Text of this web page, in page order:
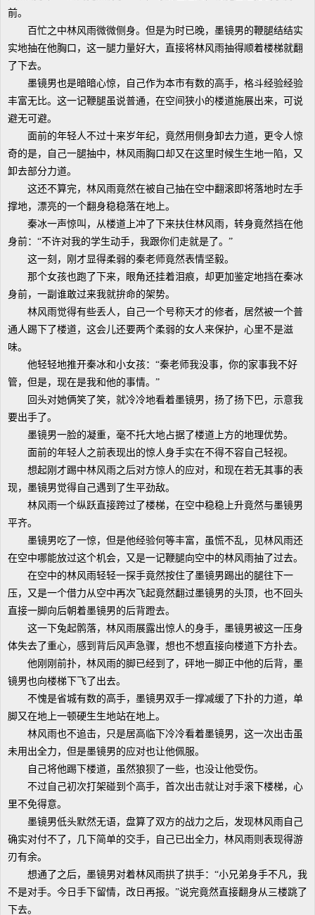
前。
百忙之中林风雨微微侧身。但是为时已晚，墨镜男的鞭腿结结实
实地抽在他胸口，这一腿力量好大，直接将林风雨抽得顺着楼梯就翻
了下去。
墨镜男也是暗暗心惊，自己作为本市有数的高手，格斗经验经验
丰富无比。这一记鞭腿虽说普通，在空间狭小的楼道施展出来，可说
避无可避。
面前的年轻人不过十来岁年纪，竟然用侧身卸去力道，更令人惊
奇的是，自己一腿抽中，林风雨胸口却又在这里时候生生地一陷，又
卸去部分力道。
这还不算完，林风雨竟然在被自己抽在空中翻滚即将落地时左手
撑地，漂亮的一个翻身稳稳落在地上。
秦冰一声惊叫，从楼道上冲了下来扶住林风雨，转身竟然挡在他
身前：“不许对我的学生动手，我跟你们走就是了。”
这一刻，刚才显得柔弱的秦老师竟然表情坚毅。
那个女孩也跑了下来，眼角还挂着泪痕，却更加鉴定地挡在秦冰
身前，一副谁敢过来我就拚命的架势。
林风雨觉得有些丢人，自己一个号称天才的修者，居然被一个普
通人踢下了楼道，这会儿还要两个柔弱的女人来保护，心里不是滋
味。
他轻轻地推开秦冰和小女孩：“秦老师我没事，你的家事我不好
管，但是，现在是我和他的事情。”
回头对她俩笑了笑，就冷冷地看着墨镜男，扬了扬下巴，示意我
要出手了。
墨镜男一脸的凝重，毫不托大地占据了楼道上方的地理优势。
面前的年轻人之前表现出的惊人身手实在不得不容自己轻视。
想起刚才踢中林风雨之后对方惊人的应对，和现在若无其事的表
现，墨镜男觉得自己遇到了生平劲敌。
林风雨一个纵跃直接跨过了楼梯，在空中稳稳上升竟然与墨镜男
平齐。
墨镜男吃了一惊，但是他经验何等丰富，虽慌不乱，见林风雨还
在空中哪能放过这个机会，又是一记鞭腿向空中的林风雨抽了过去。
在空中的林风雨轻轻一探手竟然按住了墨镜男踢出的腿往下一
压，又是一个借力从空中再次飞起竟然翻过墨镜男的头顶，也不回头
直接一脚向后朝着墨镜男的后背蹬去。
这一下兔起鹘落，林风雨展露出惊人的身手，墨镜男被这一压身
体失去了重心，感到背后风声急骤，想也不想直接向楼道下方扑去。
他刚刚前扑，林风雨的脚已经到了，砰地一脚正中他的后背，墨
镜男也向楼梯下飞了出去。
不愧是省城有数的高手，墨镜男双手一撑减缓了下扑的力道，单
脚又在地上一顿硬生生地站在地上。
林风雨也不追击，只是居高临下冷冷看着墨镜男，这一次出击虽
未用出全力，但是墨镜男的应对也让他佩服。
自己将他踢下楼道，虽然狼狈了一些，也没让他受伤。
不过自己初次打架碰到个高手，首次出击就让对手滚下楼梯，心
里不免得意。
墨镜男低头默然无语，盘算了双方的战力之后，发现林风雨自己
确实对付不了，几下简单的交手，自己已出全力，林风雨则表现得游
刃有余。
想通了之后，墨镜男对着林风雨拱了拱手：“小兄弟身手不凡，我
不是对手。今日手下留情，改日再报。”说完竟然直接翻身从三楼跳了
下去。